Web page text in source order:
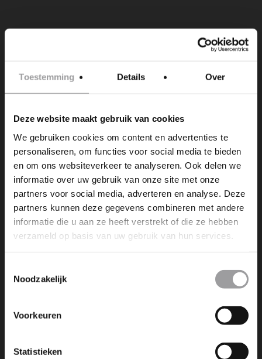
Toestemming Details Over
Deze website maakt gebruik van cookies
We gebruiken cookies om content en advertenties te
personaliseren, om functies voor social media te bieden
en om ons websiteverkeer te analyseren. Ook delen we
informatie over uw gebruik van onze site met onze
partners voor social media, adverteren en analyse. Deze
partners kunnen deze gegevens combineren met andere
informatie die u aan ze heeft verstrekt of die ze hebben
verzameld op basis van uw gebruik van hun services.
Noodzakelijk
Voorkeuren
Statistieken
IK KOM GRAAG MET IEMAND ANDERS EN
BOEK EEN EXTRA PERSOON BIJ
(SLIPCURSUS)(2UUR)(INSCHRIJVEN)
NEXT POST
ARRANGEMENT (SLIPCURSUS)
(INSCHRIJVEN)
werkelijkheid maken is nog veel